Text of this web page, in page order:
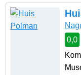
0,0